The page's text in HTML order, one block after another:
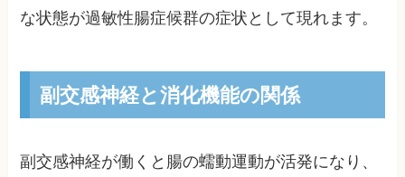
な状態が過敏性腸症候群の症状として現れます。
副交感神経と消化機能の関係
副交感神経が働くと腸の蠕動運動が活発になり、